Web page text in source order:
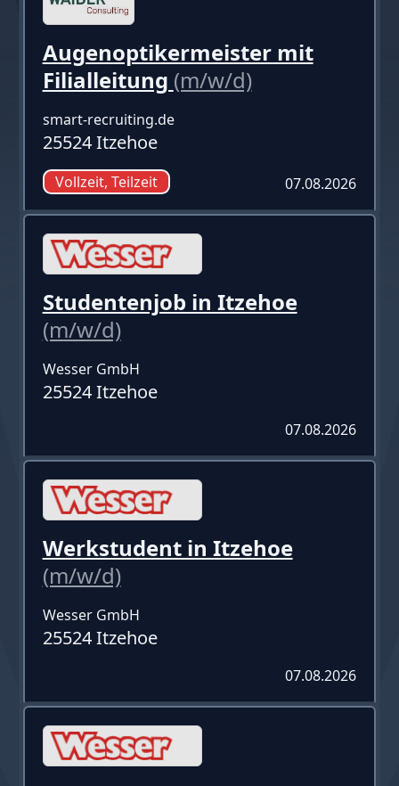
Augenoptikermeister mit
Filialleitung (m/w/d)
smart-recruiting.de
25524 Itzehoe
Vollzeit, Teilzeit 07.08.2026
Studentenjob in Itzehoe
(m/w/d)
Wesser GmbH
25524 Itzehoe
07.08.2026
Werkstudent in Itzehoe
(m/w/d)
Wesser GmbH
25524 Itzehoe
07.08.2026